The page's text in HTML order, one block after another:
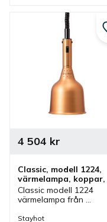
kabel och höjd som
i olika färger.
Classic, modell 1224,
värmelampa, koppar,
hiss
Classic modell 1224
värmelampa från
hissfunktion.
4 504 kr
Stayhot